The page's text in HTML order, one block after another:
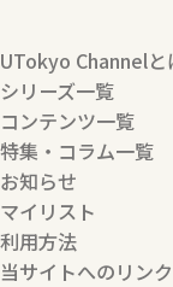
UTokyo Channelと
シリーズ一覧
コンテンツ一覧
特集・コラム一覧
お知らせ
マイリスト
利用方法
当サイトへのリン